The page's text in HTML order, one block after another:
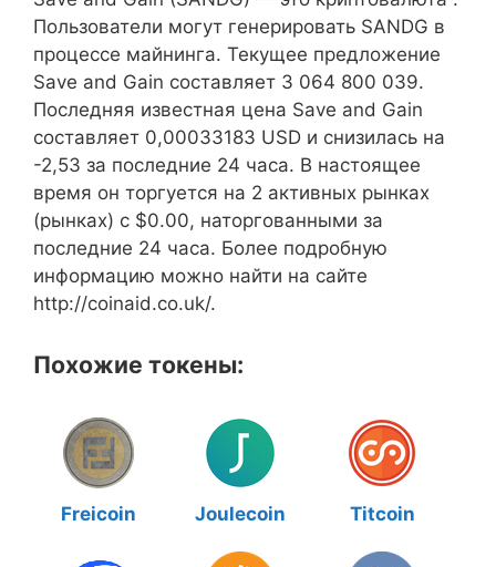
Пользователи могут генерировать SANDG в
процессе майнинга. Текущее предложение
Save and Gain составляет 3 064 800 039.
Последняя известная цена Save and Gain
составляет 0,00033183 USD и снизилась на
-2,53 за последние 24 часа. В настоящее
время он торгуется на 2 активных рынках
(рынках) с $0.00, наторгованными за
последние 24 часа. Более подробную
информацию можно найти на сайте
http://coinaid.co.uk/.
Похожие токены:
Freicoin Joulecoin Titcoin